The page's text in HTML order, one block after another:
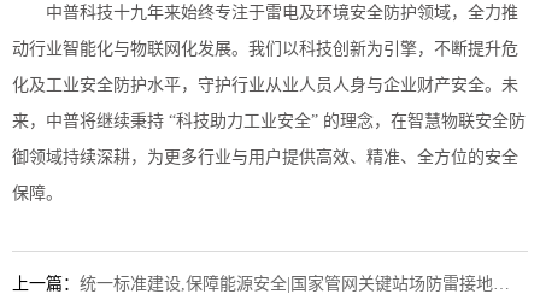
中普科技十九年来始终专注于雷电及环境安全防护领域，全力推
动行业智能化与物联网化发展。我们以科技创新为引擎，不断提升危
化及工业安全防护水平，守护行业从业人员人身与企业财产安全。未
来，中普将继续秉持 “科技助力工业安全” 的理念，在智慧物联安全防
御领域持续深耕，为更多行业与用户提供高效、精准、全方位的安全
保障。
上一篇： 统一标准建设,保障能源安全|国家管网关键站场防雷接地标准化改造顺利完成！